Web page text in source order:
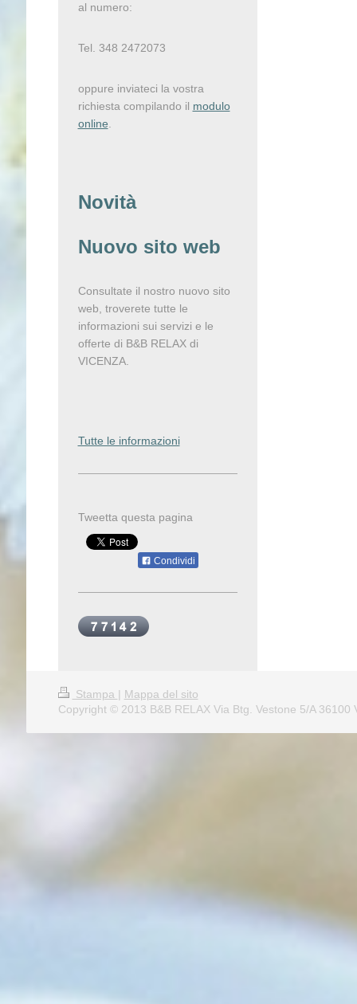
al numero:
Tel. 348 2472073
oppure inviateci la vostra
richiesta compilando il modulo
online
Novità
Nuovo sito web
Consultate il nostro nuovo sito
web, troverete tutte le
informazioni sui servizi e le
offerte di B&B RELAX di
VICENZA.
Tutte le informazioni
Tweetta questa pagina
Condividi
Stampa | Mappa del sito
Copyright © 2013 B&B RELAX Via Btg. Vestone 5/A 36100